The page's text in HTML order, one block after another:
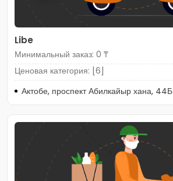
Libe
Минимальный заказ: 0 ₸
Ценовая категория: [6]
Актобе, проспект Абилкайыр хана, 44Б